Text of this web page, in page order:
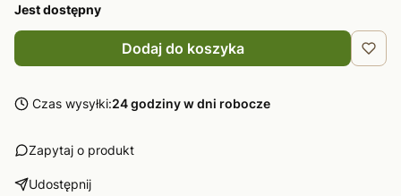
Jest dostępny
Dodaj do koszyka
Czas wysyłki:24 godziny w dni robocze
Zapytaj o produkt
Udostępnij